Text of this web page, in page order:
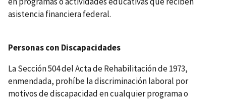
asistencia financiera federal.
Personas con Discapacidades
La Sección 504 del Acta de Rehabilitación de 1973,
enmendada, prohíbe la discriminación laboral por
motivos de discapacidad en cualquier programa o